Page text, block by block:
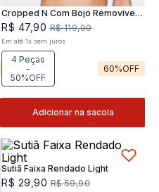
Cropped N Com Bojo Removivel
Joy
R$ 47,90 R$ 119,90
Em até 1x sem juros
4 Peças
-
50%OFF
60%OFF
Adicionar na sacola
Sutiã Faixa Rendado Light
R$ 29 ,90 R$ 59,90